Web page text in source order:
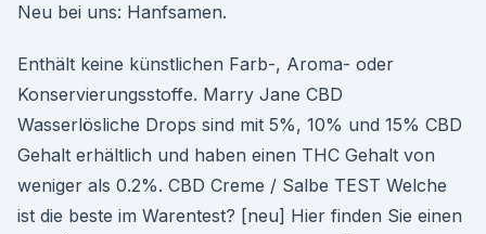
Neu bei uns: Hanfsamen.
Enthält keine künstlichen Farb-, Aroma- oder
Konservierungsstoffe. Marry Jane CBD
Wasserlösliche Drops sind mit 5%, 10% und 15% CBD
Gehalt erhältlich und haben einen THC Gehalt von
weniger als 0.2%. CBD Creme / Salbe TEST Welche
ist die beste im Warentest? [neu] Hier finden Sie einen